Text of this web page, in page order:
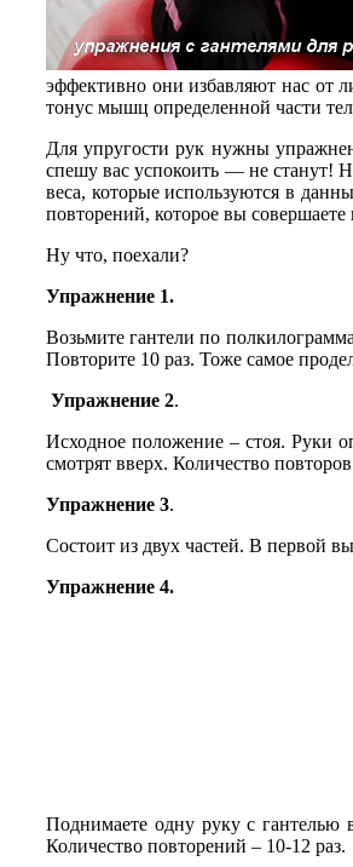
эффективно они избавляют нас от
тонус мышц определенной части
Для упругости рук нужны
спешу вас успокоить — не станут!
веса, которые используются в
повторений, которое вы
Ну что, поехали?
Упражнение 1.
Возьмите гантели по
Повторите 10 раз. Тоже самое
Упражнение 2.
Исходное положение – стоя. Руки
смотрят вверх. Количество
Упражнение 3.
Состоит из двух частей. В первой
Упражнение 4.
Поднимаете одну руку с гантелью
Количество повторений – 10-12 раз.